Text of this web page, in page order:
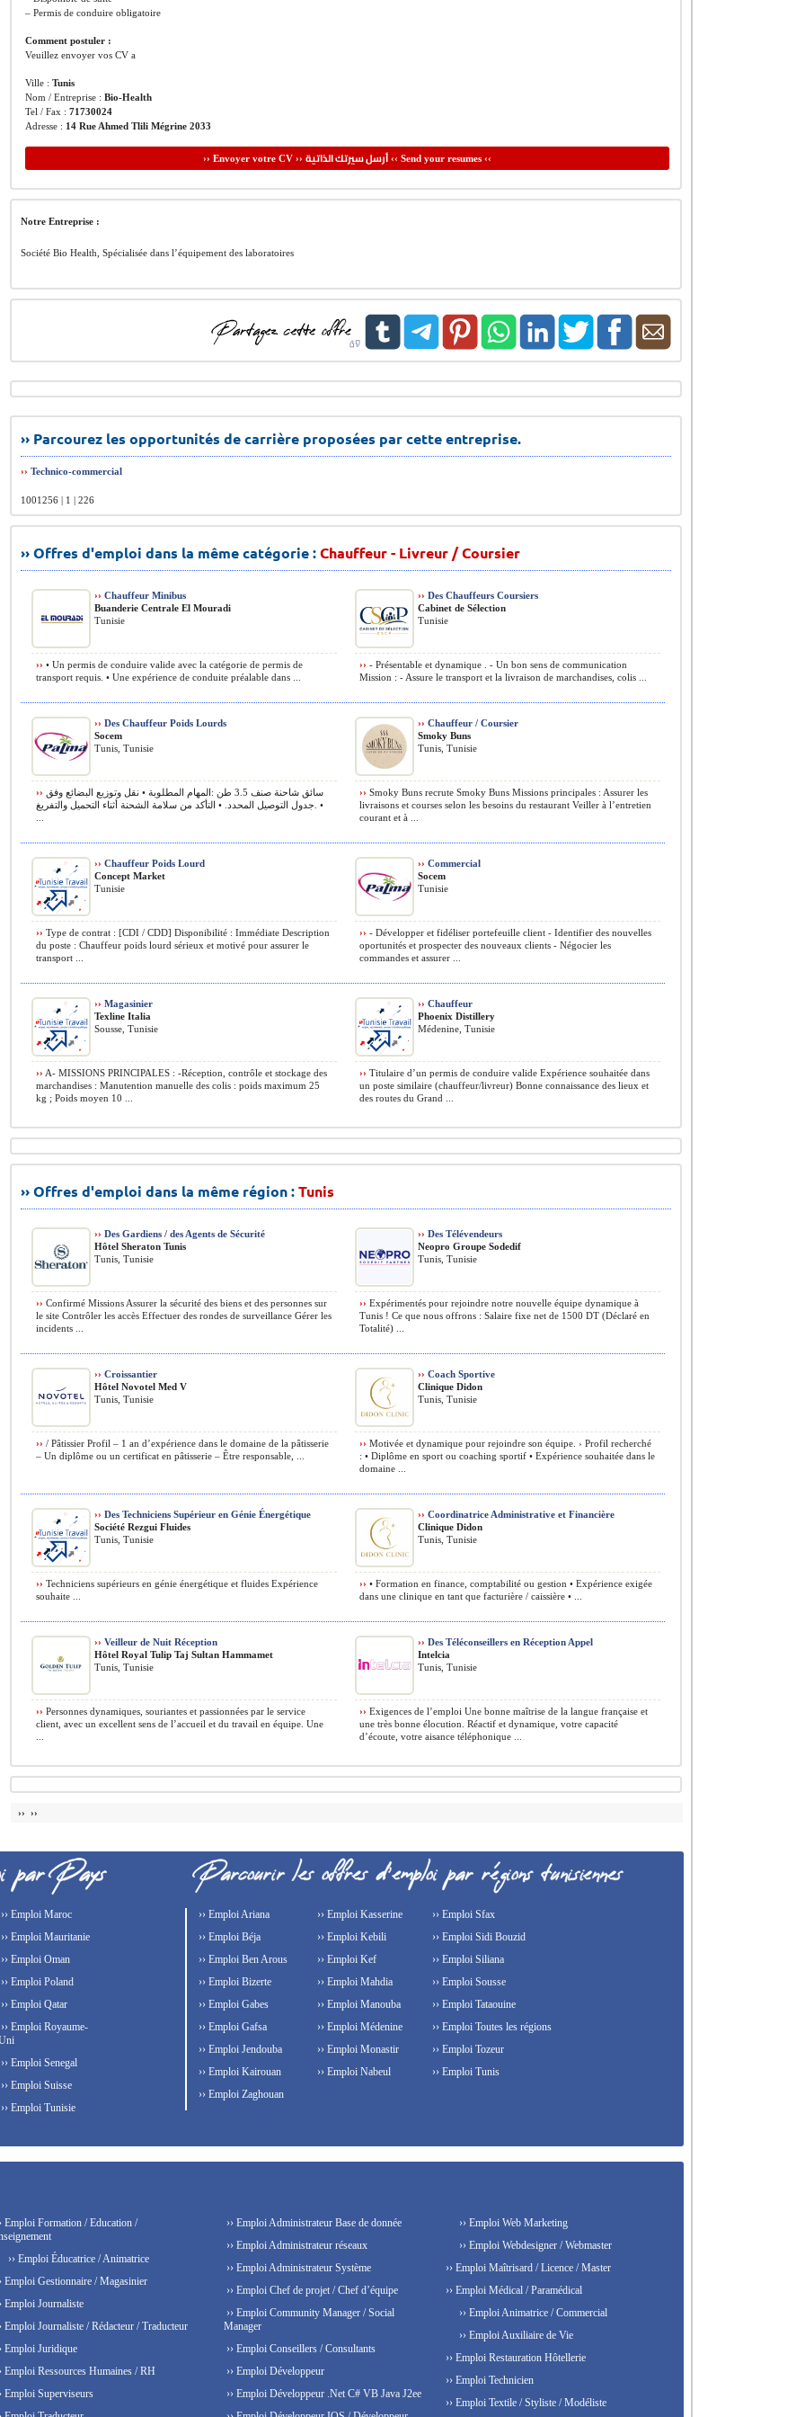
– Permis de conduire obligatoire
Comment postuler :
Veuillez envoyer vos CV a
Ville : Tunis
Nom / Entreprise : Bio-Health
Tel / Fax : 71730024
Adresse : 14 Rue Ahmed Tlili Mégrine 2033
›› Envoyer votre CV ›› أرسل سيرتك الذاتية‹‹ Send your resumes ‹‹
Notre Entreprise :
Société Bio Health, Spécialisée dans l’équipement des laboratoires
›› Parcourez les opportunités de carrière proposées par cette entreprise.
›› Technico-commercial
1001256 | 1 | 226
›› Offres d'emploi dans la même catégorie :Chauffeur - Livreur / Coursier
›› Chauffeur Minibus
Buanderie Centrale El Mouradi
Tunisie
›› • Un permis de conduire valide avec la catégorie de permis de
transport requis. • Une expérience de conduite préalable dans ...
›› Des Chauffeurs Coursiers
Cabinet de Sélection
Tunisie
›› - Présentable et dynamique . - Un bon sens de communication
Mission : - Assure le transport et la livraison de marchandises, colis ...
›› Des Chauffeur Poids Lourds
Socem
Tunis, Tunisie
››
جدول التوصيل المحدد. • التأكد من سلامة الشحنة أثناء التحميل والتفريغ. •
›› Chauffeur / Coursier
Smoky Buns
Tunis, Tunisie
›› Smoky Buns recrute Smoky Buns Missions principales : Assurer les
livraisons et courses selon les besoins du restaurant Veiller à l’entretien
courant et à ...
›› Chauffeur Poids Lourd
Concept Market
Tunisie
›› Type de contrat : [CDI / CDD] Disponibilité : Immédiate Description
du poste : Chauffeur poids lourd sérieux et motivé pour assurer le
transport ...
›› Commercial
Socem
Tunisie
›› - Développer et fidéliser portefeuille client - Identifier des nouvelles
oportunités et prospecter des nouveaux clients - Négocier les
commandes et assurer ...
›› Magasinier
Texline Italia
Sousse, Tunisie
›› A- MISSIONS PRINCIPALES : -Réception, contrôle et stockage des
marchandises : Manutention manuelle des colis : poids maximum 25
kg ; Poids moyen 10 ...
›› Chauffeur
Phoenix Distillery
Médenine, Tunisie
›› Titulaire d’un permis de conduire valide Expérience souhaitée dans
un poste similaire (chauffeur/livreur) Bonne connaissance des lieux et
des routes du Grand ...
›› Offres d'emploi dans la même région :Tunis
›› Des Gardiens / des Agents de Sécurité
Hôtel Sheraton Tunis
Tunis, Tunisie
›› Confirmé Missions Assurer la sécurité des biens et des personnes sur
le site Contrôler les accès Effectuer des rondes de surveillance Gérer les
incidents ...
›› Des Télévendeurs
Neopro Groupe Sodedif
Tunis, Tunisie
›› Expérimentés pour rejoindre notre nouvelle équipe dynamique à
Tunis ! Ce que nous offrons : Salaire fixe net de 1500 DT (Déclaré en
Totalité) ...
›› Croissantier
Hôtel Novotel Med V
Tunis, Tunisie
›› / Pâtissier Profil – 1 an d’expérience dans le domaine de la pâtisserie
– Un diplôme ou un certificat en pâtisserie – Être responsable, ...
›› Coach Sportive
Clinique Didon
Tunis, Tunisie
›› Motivée et dynamique pour rejoindre son équipe. › Profil recherché
: • Diplôme en sport ou coaching sportif • Expérience souhaitée dans le
domaine ...
›› Des Techniciens Supérieur en Génie Énergétique
Société Rezgui Fluides
Tunis, Tunisie
›› Techniciens supérieurs en génie énergétique et fluides Expérience
souhaite ...
›› Coordinatrice Administrative et Financière
Clinique Didon
Tunis, Tunisie
›› • Formation en finance, comptabilité ou gestion • Expérience exigée
dans une clinique en tant que facturière / caissière • ...
›› Veilleur de Nuit Réception
Hôtel Royal Tulip Taj Sultan Hammamet
Tunis, Tunisie
›› Personnes dynamiques, souriantes et passionnées par le service
client, avec un excellent sens de l’accueil et du travail en équipe. Une
›› Des Téléconseillers en Réception Appel
Intelcia
Tunis, Tunisie
›› Exigences de l’emploi Une bonne maîtrise de la langue française et
une très bonne élocution. Réactif et dynamique, votre capacité
d’écoute, votre aisance téléphonique ...
›› ››
›› Emploi Maroc
›› Emploi Mauritanie
›› Emploi Oman
›› Emploi Poland
›› Emploi Qatar
›› Emploi Royaume-
›› Emploi Senegal
›› Emploi Suisse
›› Emploi Tunisie
›› Emploi Ariana
›› Emploi Béja
›› Emploi Ben Arous
›› Emploi Bizerte
›› Emploi Gabes
›› Emploi Gafsa
›› Emploi Jendouba
›› Emploi Kairouan
›› Emploi Kasserine
›› Emploi Kebili
›› Emploi Kef
›› Emploi Mahdia
›› Emploi Manouba
›› Emploi Médenine
›› Emploi Monastir
›› Emploi Nabeul
›› Emploi Sfax
›› Emploi Sidi Bouzid
›› Emploi Siliana
›› Emploi Sousse
›› Emploi Tataouine
›› Emploi Toutes les régions
›› Emploi Tozeur
›› Emploi Tunis
›› Emploi Zaghouan
Emploi Formation / Education /
›› Emploi Éducatrice / Animatrice
Emploi Gestionnaire / Magasinier
Emploi Journaliste
Emploi Journaliste / Rédacteur / Traducteur
Emploi Juridique
Emploi Ressources Humaines / RH
Emploi Superviseurs
›› Emploi Administrateur Base de donnée
›› Emploi Administrateur réseaux
›› Emploi Administrateur Système
›› Emploi Chef de projet / Chef d’équipe
›› Emploi Community Manager / Social
Manager
›› Emploi Conseillers / Consultants
›› Emploi Développeur
›› Emploi Développeur .Net C# VB Java J2ee
›› Emploi Web Marketing
›› Emploi Webdesigner / Webmaster
›› Emploi Maîtrisard / Licence / Master
›› Emploi Médical / Paramédical
›› Emploi Animatrice / Commercial
›› Emploi Auxiliaire de Vie
›› Emploi Restauration Hôtellerie
›› Emploi Technicien
›› Emploi Textile / Styliste / Modéliste